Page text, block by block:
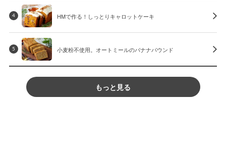
4 HMで作る！しっとりキャロットケーキ
5 小麦粉不使用。オートミールのバナナパウンド
もっと見る